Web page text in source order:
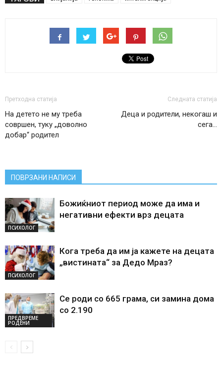
Претходна статија
На детето не му треба
совршен, туку „доволно
добар“ родител
Следната статија
Деца и родители, некогаш и
сега…
ПОВРЗАНИ НАПИСИ
ПСИХОЛОГ
Божиќниот период може да има и
негативни ефекти врз децата
ПСИХОЛОГ
Кога треба да им ја кажете на децата
„вистината“ за Дедо Мраз?
ПРЕДВРЕМЕ
РОДЕНИ
Се роди со 665 грама, си замина дома
со 2.190